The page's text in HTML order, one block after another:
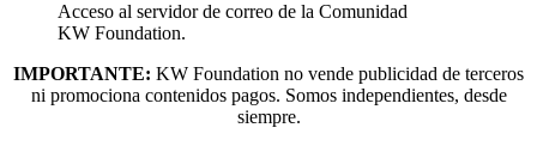
Acceso al servidor de correo de la Comunidad
KW Foundation.
IMPORTANTE: KW Foundation no vende publicidad de terceros
ni promociona contenidos pagos. Somos independientes, desde
siempre.